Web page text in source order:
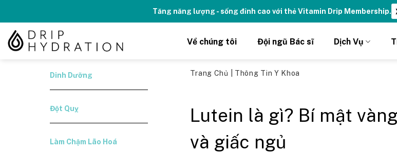
content
Tăng năng lượng - sống đỉnh cao với thẻ Vitamin Drip Membership.
Về chúng tôi Đội ngũ Bác sĩ Dịch Vụ
Dinh Dưỡng
Đột Quỵ
Làm Chậm Lão Hoá
Trang Chủ Thông Tin Y Khoa
Lutein là gì? Bí mật
và giấc ngủ